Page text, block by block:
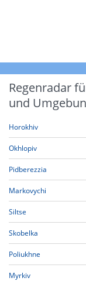
Regenradar
und
Horokhiv
Okhlopiv
Pidberezzia
Markovychi
Siltse
Skobelka
Poliukhne
Myrkiv